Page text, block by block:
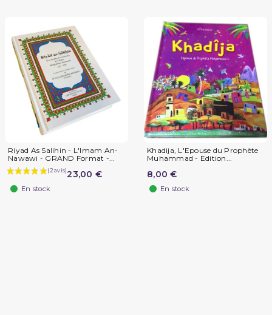
Riyad As Salihin - L'Imam An-
Nawawi - GRAND Format -...
23,00 €
En stock
Khadija, L'Epouse du Prophète
Muhammad - Edition...
8,00 €
En stock